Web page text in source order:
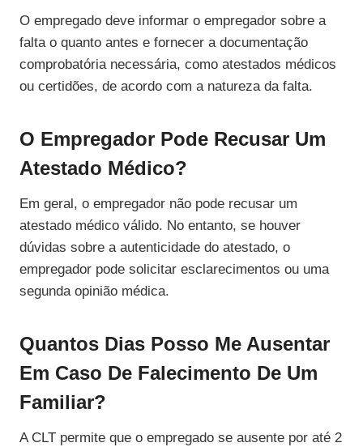
O empregado deve informar o empregador sobre a
falta o quanto antes e fornecer a documentação
comprobatória necessária, como atestados médicos
ou certidões, de acordo com a natureza da falta.
O Empregador Pode Recusar Um
Atestado Médico?
Em geral, o empregador não pode recusar um
atestado médico válido. No entanto, se houver
dúvidas sobre a autenticidade do atestado, o
empregador pode solicitar esclarecimentos ou uma
segunda opinião médica.
Quantos Dias Posso Me Ausentar
Em Caso De Falecimento De Um
Familiar?
A CLT permite que o empregado se ausente por até 2